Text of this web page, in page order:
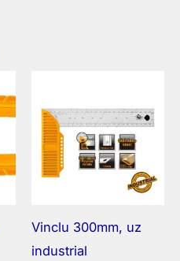
Vinclu 300mm, uz
industrial